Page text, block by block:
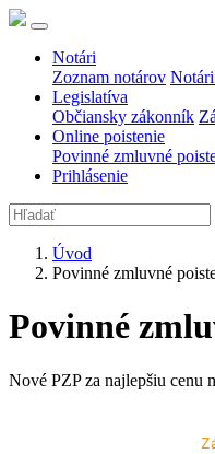
Notári
Zoznam notárov
Legislatíva
Občiansky zákonník
Online poistenie
Povinné zmluvné
Prihlásenie
Úvod
Povinné zmluvné
Povinné
Nové PZP za najlepšiu cenu